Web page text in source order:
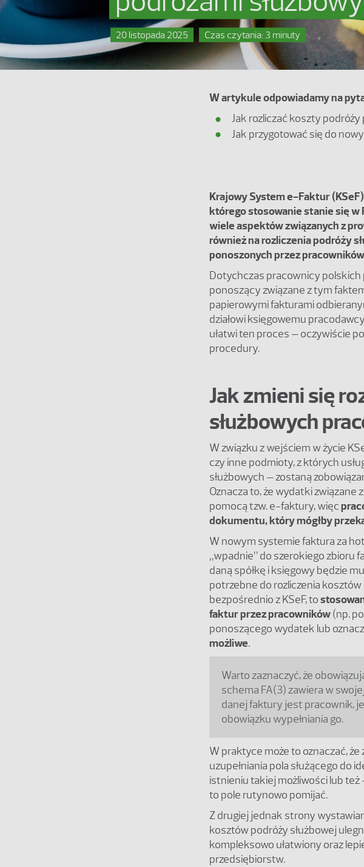
20 listopada 2025 Czas czytania: 3 minuty
W artykule odpowiadamy na
Jak rozliczać koszty
Jak przygotować się do
Krajowy System e-Faktur
którego stosowanie stanie się w
wiele aspektów związanych z
również na rozliczenia podróży
ponoszonych przez
Dotychczas pracownicy polskich
ponoszący związane z tym
papierowymi fakturami
działowi księgowemu
ułatwi ten proces – oczywiście
procedury.
Jak zmieni się
służbowych
W związku z wejściem w życie
czy inne podmioty, z których
służbowych – zostaną
Oznacza to, że wydatki związane
pomocą tzw. e-faktury, więc
dokumentu, który mógłby
W nowym systemie faktura za
„wpadnie” do szerokiego zbioru
daną spółkę i księgowy będzie
potrzebne do rozliczenia
bezpośrednio z KSeF, to
faktur przez pracowników(np.
ponoszącego wydatek lub
możliwe.
Warto zaznaczyć, że
schema FA(3) zawiera w
danej faktury jest pracownik,
obowiązku wypełniania go.
W praktyce może to oznaczać,
uzupełniania pola służącego do
istnieniu takiej możliwości lub
to pole rutynowo pomijać.
Z drugiej jednak strony
kosztów podróży służbowej
kompleksowo ułatwiony oraz
przedsiębiorstw.